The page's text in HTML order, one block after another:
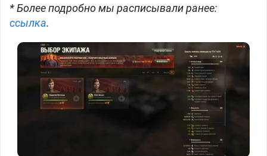
* Более подробно мы расписывали ранее:
ссылка.